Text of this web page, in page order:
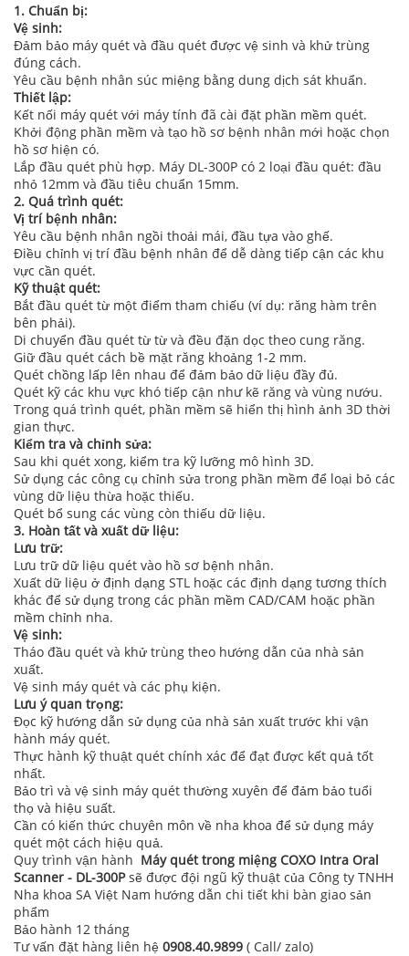
1. Chuẩn bị:
Vệ sinh:
Đảm bảo máy quét và đầu quét được vệ sinh và khử trùng
đúng cách.
Yêu cầu bệnh nhân súc miệng bằng dung dịch sát khuẩn.
Thiết lập:
Kết nối máy quét với máy tính đã cài đặt phần mềm quét.
Khởi động phần mềm và tạo hồ sơ bệnh nhân mới hoặc chọn
hồ sơ hiện có.
Lắp đầu quét phù hợp. Máy DL-300P có 2 loại đầu quét: đầu
nhỏ 12mm và đầu tiêu chuẩn 15mm.
2. Quá trình quét:
Vị trí bệnh nhân:
Yêu cầu bệnh nhân ngồi thoải mái, đầu tựa vào ghế.
Điều chỉnh vị trí đầu bệnh nhân để dễ dàng tiếp cận các khu
vực cần quét.
Kỹ thuật quét:
Bắt đầu quét từ một điểm tham chiếu (ví dụ: răng hàm trên
bên phải).
Di chuyển đầu quét từ từ và đều đặn dọc theo cung răng.
Giữ đầu quét cách bề mặt răng khoảng 1-2 mm.
Quét chồng lấp lên nhau để đảm bảo dữ liệu đầy đủ.
Quét kỹ các khu vực khó tiếp cận như kẽ răng và vùng nướu.
Trong quá trình quét, phần mềm sẽ hiển thị hình ảnh 3D thời
gian thực.
Kiểm tra và chỉnh sửa:
Sau khi quét xong, kiểm tra kỹ lưỡng mô hình 3D.
Sử dụng các công cụ chỉnh sửa trong phần mềm để loại bỏ các
vùng dữ liệu thừa hoặc thiếu.
Quét bổ sung các vùng còn thiếu dữ liệu.
3. Hoàn tất và xuất dữ liệu:
Lưu trữ:
Lưu trữ dữ liệu quét vào hồ sơ bệnh nhân.
Xuất dữ liệu ở định dạng STL hoặc các định dạng tương thích
khác để sử dụng trong các phần mềm CAD/CAM hoặc phần
mềm chỉnh nha.
Vệ sinh:
Tháo đầu quét và khử trùng theo hướng dẫn của nhà sản
xuất.
Vệ sinh máy quét và các phụ kiện.
Lưu ý quan trọng:
Đọc kỹ hướng dẫn sử dụng của nhà sản xuất trước khi vận
hành máy quét.
Thực hành kỹ thuật quét chính xác để đạt được kết quả tốt
nhất.
Bảo trì và vệ sinh máy quét thường xuyên để đảm bảo tuổi
thọ và hiệu suất.
Cần có kiến thức chuyên môn về nha khoa để sử dụng máy
quét một cách hiệu quả.
Quy trình vận hành Máy quét trong miệng COXO Intra Oral
Scanner - DL-300Psẽ được đội ngũ kỹ thuật của Công ty TNHH
Nha khoa SA Việt Nam hướng dẫn chi tiết khi bàn giao sản
phẩm
Bảo hành 12 tháng
Tư vấn đặt hàng liên hệ 0908.40.9899 ( Call/ zalo)